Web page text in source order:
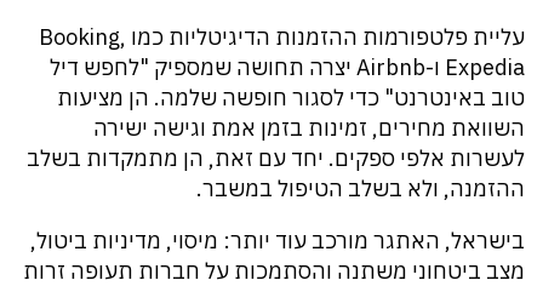
עליית פלטפורמות ההזמנות הדיגיטליות כמו Booking,
Expedia ו-Airbnb יצרה תחושה שמספיק "לחפש דיל
טוב באינטרנט" כדי לסגור חופשה שלמה. הן מציעות
השוואת מחירים, זמינות בזמן אמת וגישה ישירה
לעשרות אלפי ספקים. יחד עם זאת, הן מתמקדות בשלב
ההזמנה, ולא בשלב הטיפול במשבר.
בישראל, האתגר מורכב עוד יותר: מיסוי, מדיניות ביטול,
מצב ביטחוני משתנה והסתמכות על חברות תעופה זרות